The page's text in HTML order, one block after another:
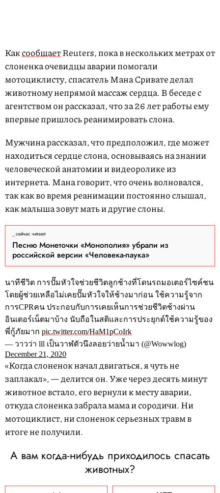
КаксообщаетReuters, пока в нескольких метрах от
слоненка очевидцы аварии помогали
мотоциклисту, спасатель Мана Сривате делал
животному непрямой массаж сердца. В беседе с
агентством он рассказал, что за 26 лет работы ему
впервые пришлось реанимировать слона.
Мужчина рассказал, что предположил, где может
находиться сердце слона, основываясь на знании
человеческой анатомии и видеоролике из
интернета. Мана говорит, что очень волновался,
так как во время реанимации постоянно слышал,
как малыша зовут мать и другие слоны.
сейчас читают
Песню Монеточки «Монополия» убрали из
российской версии «Человека-паука»
นาทีชีวิต การปั๊มหัวใจช่วยชีวิตลูกช้างที่โดนรถมอเตอร์ไซค์ชน
โดยผู้ช่วยเหลือไม่เคยปั๊มหัวใจให้ช้างมาก่อน ใช้ความรู้จาก
การCPRคน ประกอบกับการเคยเห็นการช่วยชีวิตช้างผ่าน
อินเตอร์เน็ตมาบ้าง นับถือในสติและการประยุกต์ใช้ความรู้ของ
พี่กู้ภัยมาก pic.twitter.com/HaM1pCoIrk
— วาวว่า lll เป็นวาฬตัวนึงลอยว่ายน้ำมา (@Wowwlog)
December 21, 2020
«Когда слоненок начал двигаться, я чуть не
заплакал», — делится он. Уже через десять минут
животное встало, его вернули к месту аварии,
откуда слоненка забрала мама и сородичи. Ни
мотоциклист, ни слоненок серьезных травм в
итоге не получили.
А вам когда-нибудь приходилось спасать
животных?